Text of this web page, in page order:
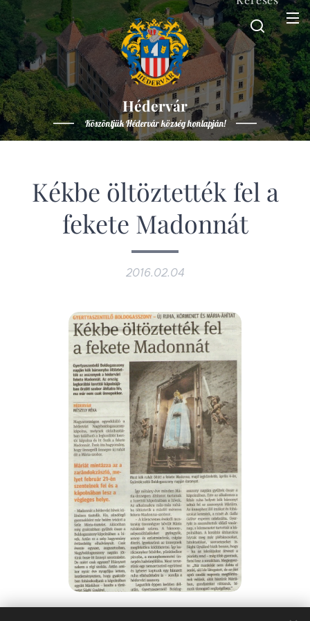
Hédervár
Köszöntjük Hédervár község honlapján!
Kékbe öltöztették fel a
fekete Madonnát
2016.02.04